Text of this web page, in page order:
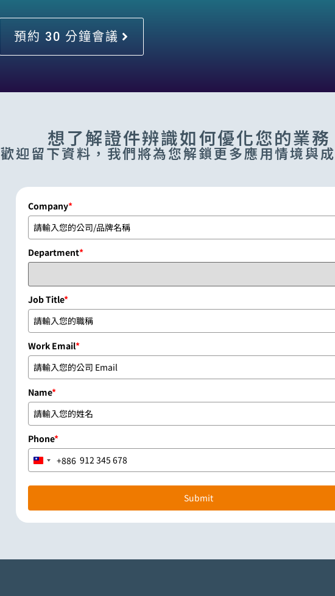
預約 30 分鐘會議
想了解證件辨識如何優化您的業
歡迎留下資料，我們將為您解鎖更多應用情境與
Company*
Department*
Job Title*
Work Email*
Name*
Phone*
Taiwan +886
+886
Submit